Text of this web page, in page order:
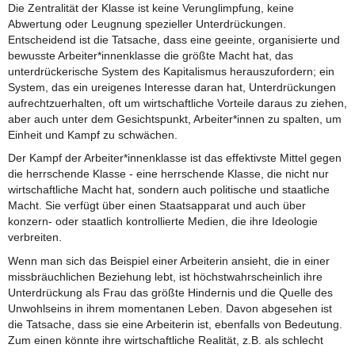
Die Zentralität der Klasse ist keine Verunglimpfung, keine
Abwertung oder Leugnung spezieller Unterdrückungen.
Entscheidend ist die Tatsache, dass eine geeinte, organisierte und
bewusste Arbeiter*innenklasse die größte Macht hat, das
unterdrückerische System des Kapitalismus herauszufordern; ein
System, das ein ureigenes Interesse daran hat, Unterdrückungen
aufrechtzuerhalten, oft um wirtschaftliche Vorteile daraus zu ziehen,
aber auch unter dem Gesichtspunkt, Arbeiter*innen zu spalten, um
Einheit und Kampf zu schwächen.
Der Kampf der Arbeiter*innenklasse ist das effektivste Mittel gegen
die herrschende Klasse - eine herrschende Klasse, die nicht nur
wirtschaftliche Macht hat, sondern auch politische und staatliche
Macht. Sie verfügt über einen Staatsapparat und auch über
konzern- oder staatlich kontrollierte Medien, die ihre Ideologie
verbreiten.
Wenn man sich das Beispiel einer Arbeiterin ansieht, die in einer
missbräuchlichen Beziehung lebt, ist höchstwahrscheinlich ihre
Unterdrückung als Frau das größte Hindernis und die Quelle des
Unwohlseins in ihrem momentanen Leben. Davon abgesehen ist
die Tatsache, dass sie eine Arbeiterin ist, ebenfalls von Bedeutung.
Zum einen könnte ihre wirtschaftliche Realität, z.B. als schlecht